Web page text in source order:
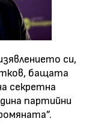
си,
бащата
секретна
партийни